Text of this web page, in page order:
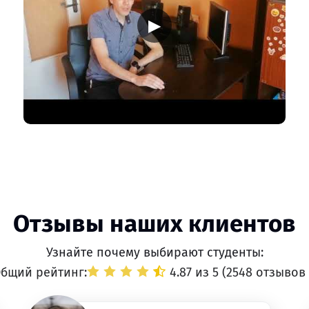
▶
Отзывы наших клиентов
Узнайте почему выбирают студенты:
рейтинг:
4.87 из 5 (2548 отзывов